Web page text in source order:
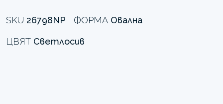
SKU 26798NP ФОРМА Овална
ЦВЯТ Светлосив